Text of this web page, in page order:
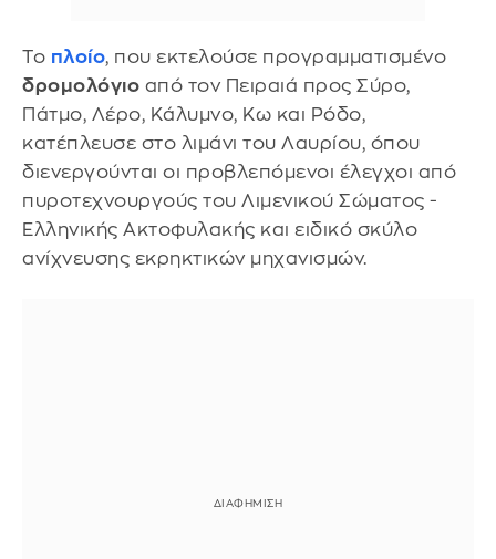
Το πλοίο, που εκτελούσε προγραμματισμένο
δρομολόγιο από τον Πειραιά προς Σύρο,
Πάτμο, Λέρο, Κάλυμνο, Κω και Ρόδο,
κατέπλευσε στο λιμάνι του Λαυρίου, όπου
διενεργούνται οι προβλεπόμενοι έλεγχοι από
πυροτεχνουργούς του Λιμενικού Σώματος -
Ελληνικής Ακτοφυλακής και ειδικό σκύλο
ανίχνευσης εκρηκτικών μηχανισμών.